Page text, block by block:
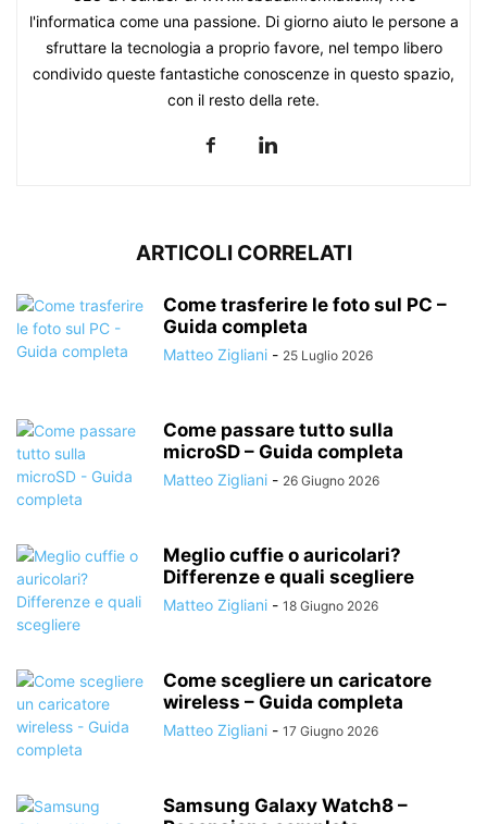
l'informatica come una passione. Di giorno aiuto le persone a
sfruttare la tecnologia a proprio favore, nel tempo libero
condivido queste fantastiche conoscenze in questo spazio,
con il resto della rete.
ARTICOLI CORRELATI
Come trasferire le foto sul PC –
Guida completa
Matteo Zigliani - 25 Luglio 2026
Come passare tutto sulla
microSD – Guida completa
Matteo Zigliani - 26 Giugno 2026
Meglio cuffie o auricolari?
Differenze e quali scegliere
Matteo Zigliani - 18 Giugno 2026
Come scegliere un caricatore
wireless – Guida completa
Matteo Zigliani - 17 Giugno 2026
Samsung Galaxy Watch8 –